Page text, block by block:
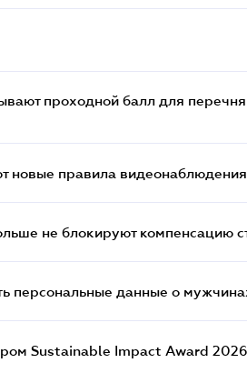
проходной балл для
новые правила
не блокируют компенсацию
персональные данные о
Sustainable Impact Award 2026